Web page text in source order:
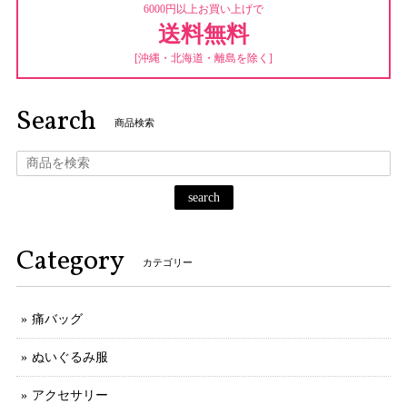
6000円以上お買い上げで
送料無料
[沖縄・北海道・離島を除く]
Search 商品検索
search
Category カテゴリー
痛バッグ
ぬいぐるみ服
アクセサリー